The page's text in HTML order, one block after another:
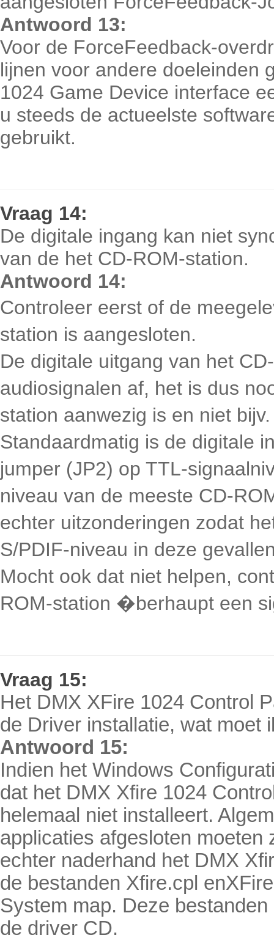
Antwoord 13:
Voor de ForceFeedback-
lijnen voor andere doeleinden
1024 Game Device interface
u steeds de actueelste
gebruikt.
Vraag 14:
De digitale ingang kan niet
van de het CD-ROM-station.
Antwoord 14:
Controleer eerst of de
station is aangesloten.
De digitale uitgang van het
audiosignalen af, het is dus
station aanwezig is en niet
Standaardmatig is de digitale
jumper (JP2) op TTL-
niveau van de meeste CD-
echter uitzonderingen zodat
S/PDIF-niveau in deze
Mocht ook dat niet helpen,
ROM-station �berhaupt een
Vraag 15:
Het DMX XFire 1024 Control
de Driver installatie, wat moet
Antwoord 15:
Indien het Windows
dat het DMX Xfire 1024
helemaal niet installeert.
applicaties afgesloten moeten
echter naderhand het DMX
de bestanden Xfire.cpl
System map. Deze
de driver CD.